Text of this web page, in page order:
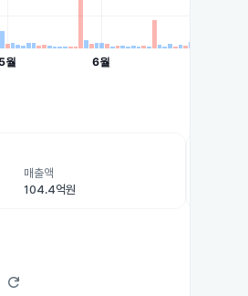
매출액
104.4억원
refresh